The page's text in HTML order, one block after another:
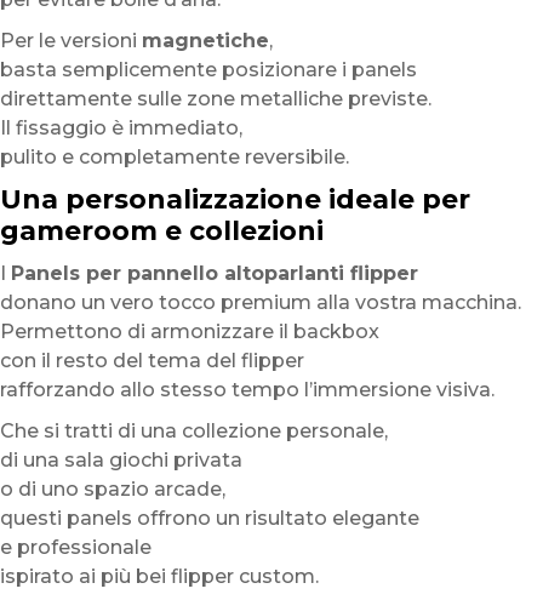
Per le versioni magnetiche,
basta semplicemente posizionare i panels
direttamente sulle zone metalliche previste.
Il fissaggio è immediato,
pulito e completamente reversibile.
Una personalizzazione ideale per
gameroom e collezioni
I Panels per pannello altoparlanti flipper
donano un vero tocco premium alla vostra macchina.
Permettono di armonizzare il backbox
con il resto del tema del flipper
rafforzando allo stesso tempo l’immersione visiva.
Che si tratti di una collezione personale,
di una sala giochi privata
o di uno spazio arcade,
questi panels offrono un risultato elegante
e professionale
ispirato ai più bei flipper custom.